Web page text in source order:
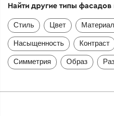
Найти другие типы
Стиль Цвет
Насыщенность Контраст
Симметрия Образ